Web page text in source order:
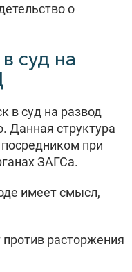
о
суд на
в суд на развод
структура
при
ЗАГСа.
имеет смысл,
расторжения